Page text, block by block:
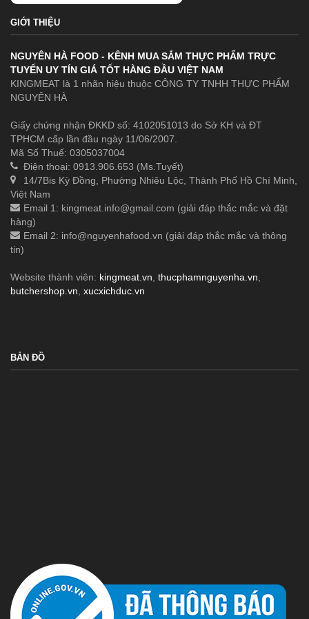
GIỚI THIỆU
NGUYÊN HÀ FOOD - KÊNH MUA SẮM THỰC PHẨM TRỰC
TUYẾN UY TÍN GIÁ TỐT HÀNG ĐẦU VIỆT NAM
KINGMEAT là 1 nhãn hiệu thuộc CÔNG TY TNHH THỰC PHẨM
NGUYÊN HÀ
Giấy chứng nhận ĐKKD số: 4102051013 do Sở KH và ĐT
TPHCM cấp lần đầu ngày 11/06/2007.
Mã Số Thuế: 0305037004
Điện thoại: 0913.906.653 (Ms.Tuyết)
14/7Bis Kỳ Đồng, Phường Nhiêu Lộc, Thành Phố Hồ Chí Minh,
Việt Nam
Email 1: kingmeat.info@gmail.com (giải đáp thắc mắc và đặt
hàng)
Email 2: info@nguyenhafood.vn (giải đáp thắc mắc và thông
tin)
Website thành viên: kingmeat.vn thucphamnguyenha.vn
butchershop.vn xucxichduc.vn
BẢN ĐỒ